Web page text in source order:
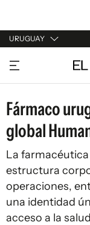
URUGUAY
URUGUAY
ARGENTINA
ESPAÑA
ESTADOS UNIDOS
Fármaco
global
La
estructura
operaciones,
una identidad
acceso a la